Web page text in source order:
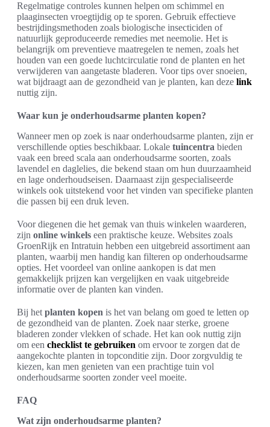
Regelmatige controles kunnen helpen om schimmel en
plaaginsecten vroegtijdig op te sporen. Gebruik effectieve
bestrijdingsmethoden zoals biologische insecticiden of
natuurlijk geproduceerde remedies met neemolie. Het is
belangrijk om preventieve maatregelen te nemen, zoals het
houden van een goede luchtcirculatie rond de planten en het
verwijderen van aangetaste bladeren. Voor tips over snoeien,
wat bijdraagt aan de gezondheid van je planten, kan deze link
nuttig zijn.
Waar kun je onderhoudsarme planten kopen?
Wanneer men op zoek is naar onderhoudsarme planten, zijn er
verschillende opties beschikbaar. Lokale tuincentra bieden
vaak een breed scala aan onderhoudsarme soorten, zoals
lavendel en daglelies, die bekend staan om hun duurzaamheid
en lage onderhoudseisen. Daarnaast zijn gespecialiseerde
winkels ook uitstekend voor het vinden van specifieke planten
die passen bij een druk leven.
Voor diegenen die het gemak van thuis winkelen waarderen,
zijn online winkels een praktische keuze. Websites zoals
GroenRijk en Intratuin hebben een uitgebreid assortiment aan
planten, waarbij men handig kan filteren op onderhoudsarme
opties. Het voordeel van online aankopen is dat men
gemakkelijk prijzen kan vergelijken en vaak uitgebreide
informatie over de planten kan vinden.
Bij het planten kopen is het van belang om goed te letten op
de gezondheid van de planten. Zoek naar sterke, groene
bladeren zonder vlekken of schade. Het kan ook nuttig zijn
om een checklist te gebruiken om ervoor te zorgen dat de
aangekochte planten in topconditie zijn. Door zorgvuldig te
kiezen, kan men genieten van een prachtige tuin vol
onderhoudsarme soorten zonder veel moeite.
FAQ
Wat zijn onderhoudsarme planten?